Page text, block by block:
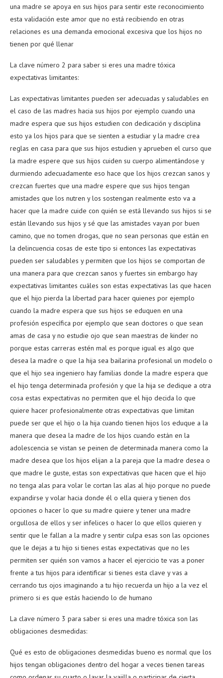
una madre se apoya en sus hijos para sentir este reconocimiento
esta validación este amor que no está recibiendo en otras
relaciones es una demanda emocional excesiva que los hijos no
tienen por qué llenar
La clave número 2 para saber si eres una madre tóxica
expectativas limitantes:
Las expectativas limitantes pueden ser adecuadas y saludables en
el caso de las madres hacia sus hijos por ejemplo cuando una
madre espera que sus hijos estudien con dedicación y disciplina
esto ya los hijos para que se sienten a estudiar y la madre crea
reglas en casa para que sus hijos estudien y aprueben el curso que
la madre espere que sus hijos cuiden su cuerpo alimentándose y
durmiendo adecuadamente eso hace que los hijos crezcan sanos y
crezcan fuertes que una madre espere que sus hijos tengan
amistades que los nutren y los sostengan realmente esto va a
hacer que la madre cuide con quién se está llevando sus hijos si se
están llevando sus hijos y sé que las amistades vayan por buen
camino, que no tomen drogas, que no sean personas que están en
la delincuencia cosas de este tipo si entonces las expectativas
pueden ser saludables y permiten que los hijos se comportan de
una manera para que crezcan sanos y fuertes sin embargo hay
expectativas limitantes cuáles son estas expectativas las que hacen
que el hijo pierda la libertad para hacer quienes por ejemplo
cuando la madre espera que sus hijos se eduquen en una
profesión específica por ejemplo que sean doctores o que sean
amas de casa y no estudie ojo que sean maestras de kinder no
porque estas carreras estén mal es porque igual es algo que
desea la madre o que la hija sea bailarina profesional un modelo o
que el hijo sea ingeniero hay familias donde la madre espera que
el hijo tenga determinada profesión y que la hija se dedique a otra
cosa estas expectativas no permiten que el hijo decida lo que
quiere hacer profesionalmente otras expectativas que limitan
puede ser que el hijo o la hija cuando tienen hijos los eduque a la
manera que desea la madre de los hijos cuando están en la
adolescencia se vistan se peinen de determinada manera como la
madre desea que los hijos elijan a la pareja que la madre desea o
que madre le guste, estas son expectativas que hacen que el hijo
no tenga alas para volar le cortan las alas al hijo porque no puede
expandirse y volar hacia donde él o ella quiera y tienen dos
opciones o hacer lo que su madre quiere y tener una madre
orgullosa de ellos y ser infelices o hacer lo que ellos quieren y
sentir que le fallan a la madre y sentir culpa esas son las opciones
que le dejas a tu hijo si tienes estas expectativas que no les
permiten ser quién son vamos a hacer el ejercicio te vas a poner
frente a tus hijos para identificar si tienes esta clave y vas a
cerrando tus ojos imaginando a tu hijo recuerda un hijo a la vez el
primero si es que estás haciendo lo de humano
La clave número 3 para saber si eres una madre tóxica son las
obligaciones desmedidas:
Qué es esto de obligaciones desmedidas bueno es normal que los
hijos tengan obligaciones dentro del hogar a veces tienen tareas